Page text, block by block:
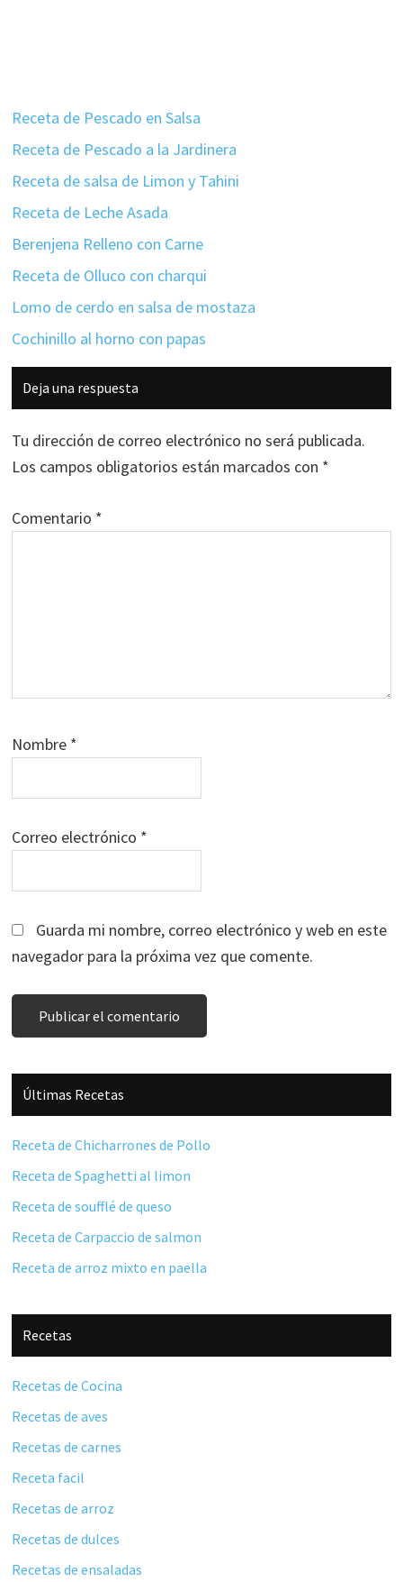
Receta de Pescado en Salsa
Receta de Pescado a la Jardinera
Receta de salsa de Limon y Tahini
Receta de Leche Asada
Berenjena Relleno con Carne
Receta de Olluco con charqui
Lomo de cerdo en salsa de mostaza
Cochinillo al horno con papas
Interacciones
con
los
lectores
Deja una respuesta
Tu dirección de correo electrónico no será publicada.
Los campos obligatorios están marcados con *
Comentario *
Nombre *
Correo electrónico *
Guarda mi nombre, correo electrónico y web en este
navegador para la próxima vez que comente.
Barra
lateral
principal
Últimas Recetas
Receta de Chicharrones de Pollo
Receta de Spaghetti al limon
Receta de soufflé de queso
Receta de Carpaccio de salmon
Receta de arroz mixto en paella
Recetas
Recetas de Cocina
Recetas de aves
Recetas de carnes
Receta facil
Recetas de arroz
Recetas de dulces
Recetas de ensaladas